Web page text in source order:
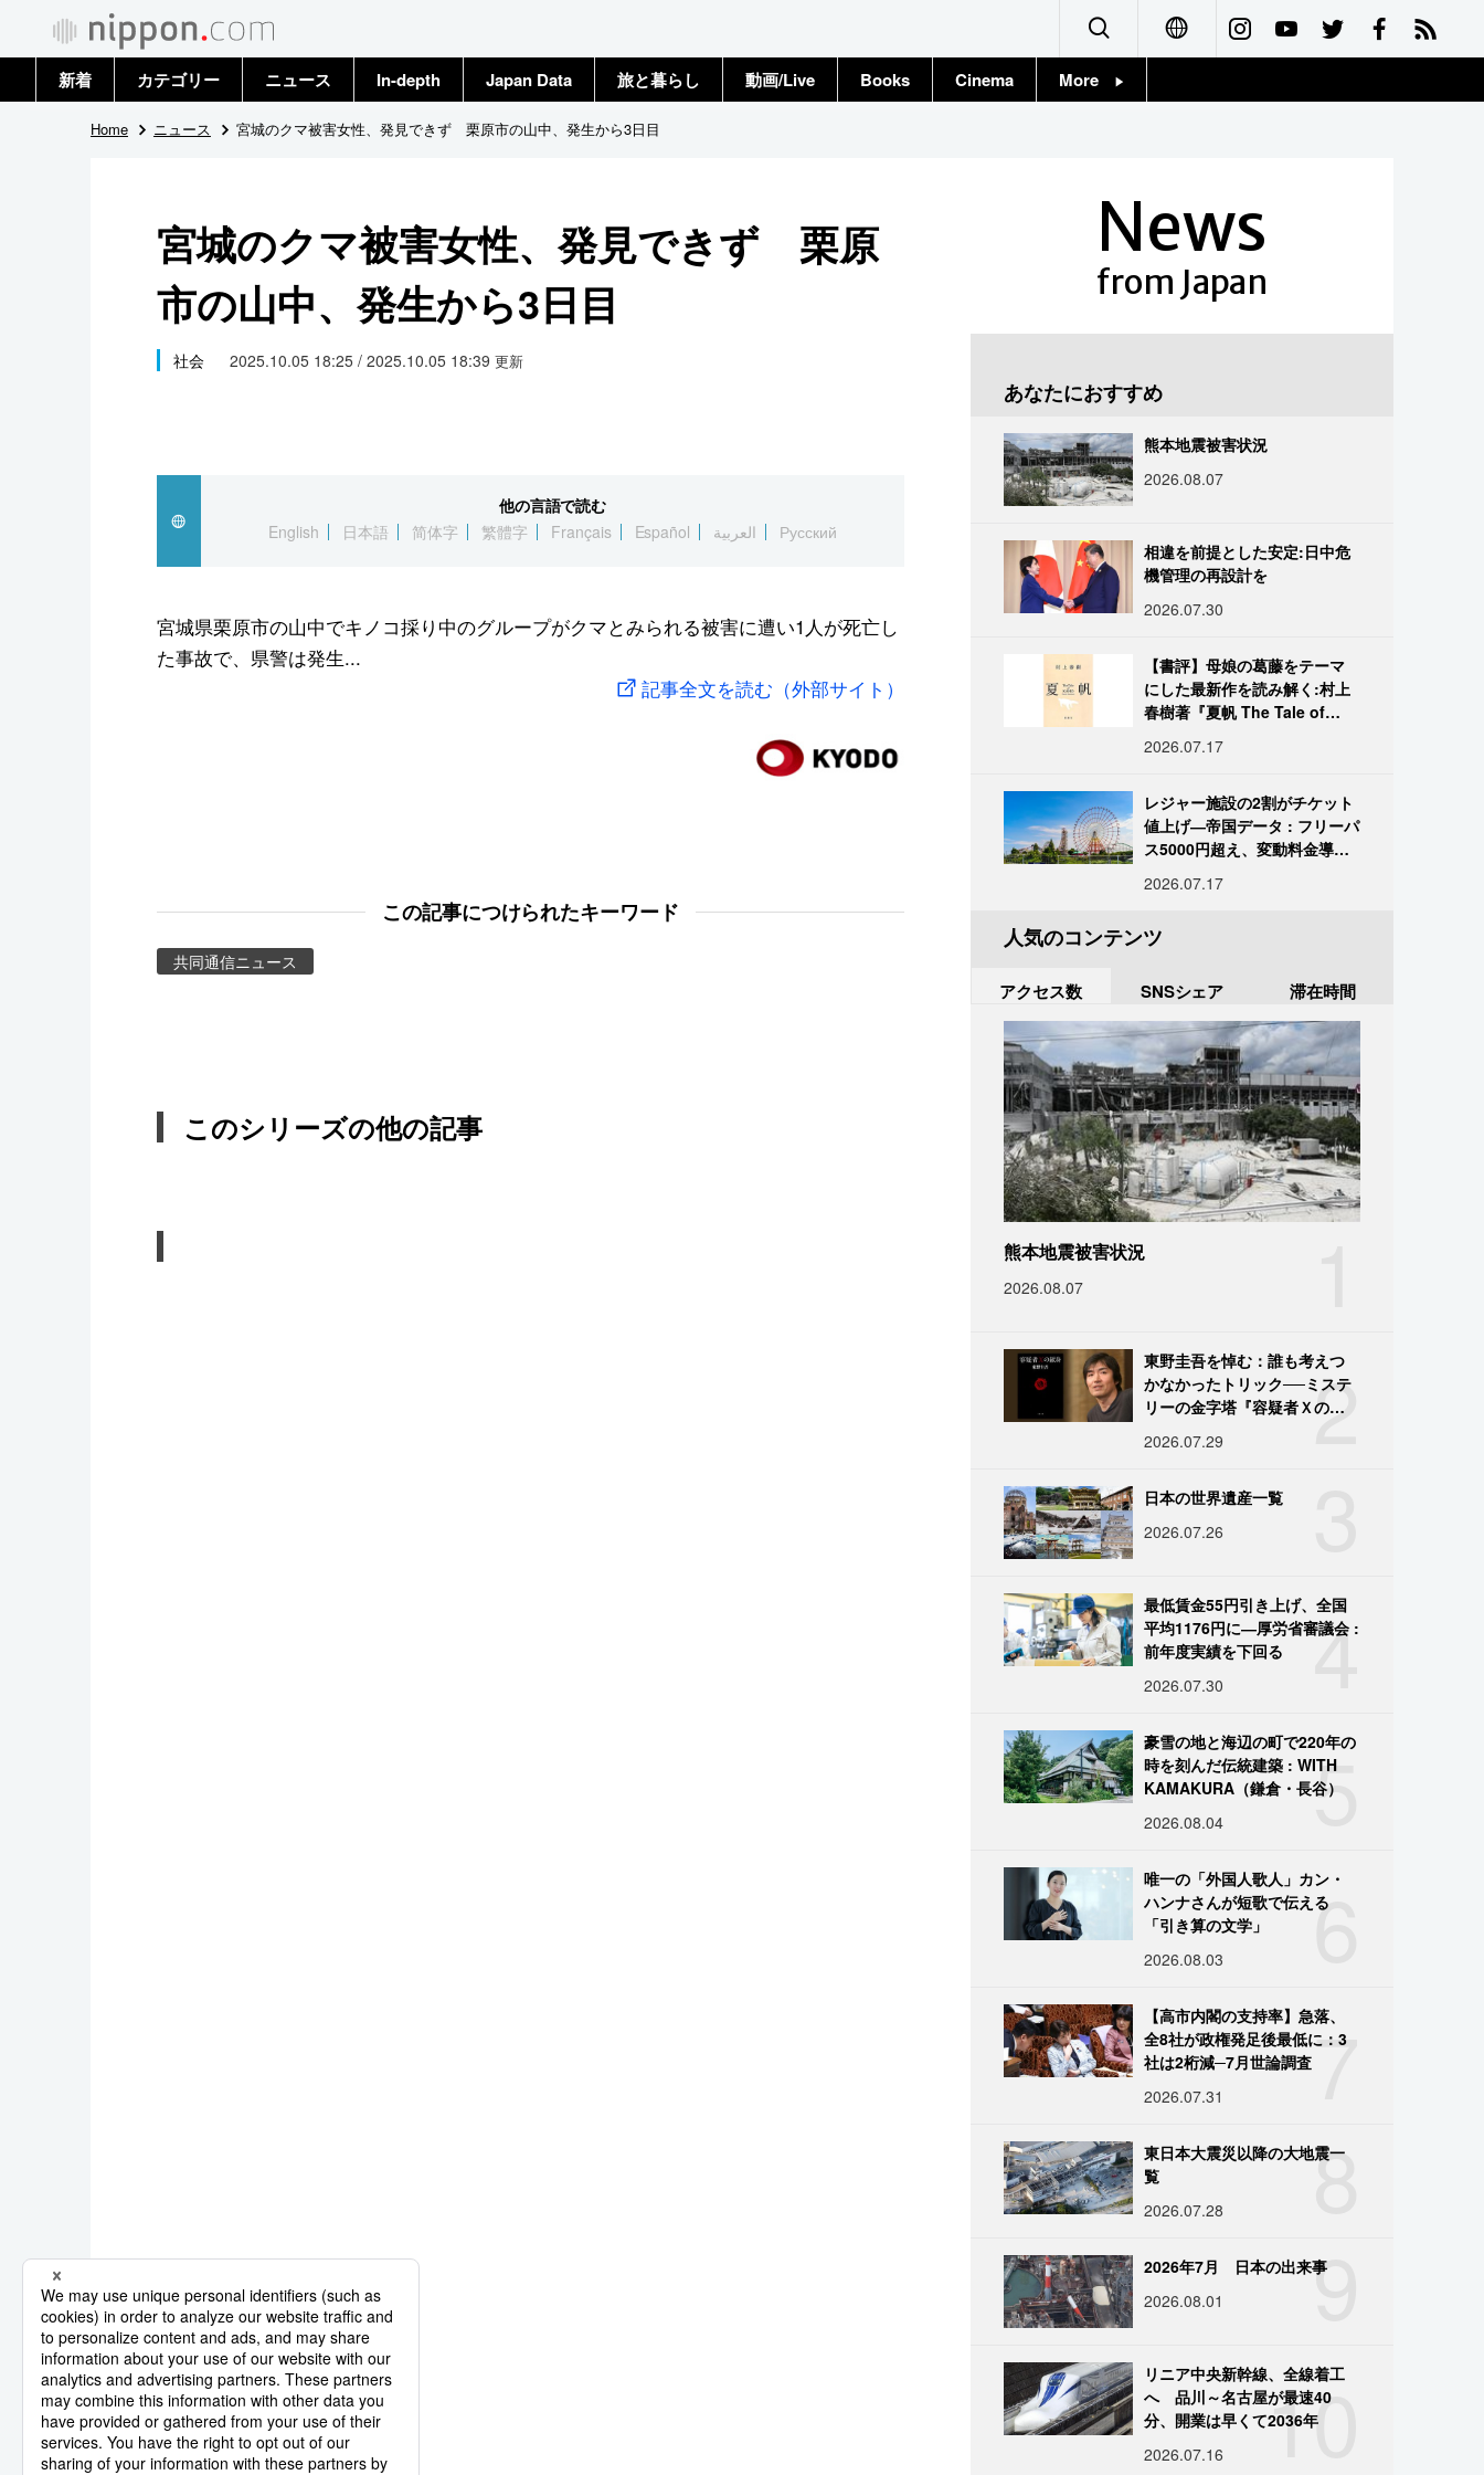
Français
新着 カテゴリー
政治・外交
国際
社会
文化
スポーツ・東京2020
ニュース
トップ
In-depth Japan Data 旅と暮らし 動画/Live Books Cinema More
Home ニュース 宮城のクマ被害女性、発見できず 栗原市の山中、発生から3日目
宮城のクマ被害女性、発見できず 栗原
市の山中、発生から3日目
社会 2025.10.05 18:25 / 2025.10.05 18:39 更新
他の言語で読む
English
日本語 简体字 繁體字 Français Español العربية Русский
宮城県栗原市の山中でキノコ採り中のグループがクマとみられる被害に遭い1人が死亡し
た事故で、県警は発生...
記事全文を読む（外部サイト）
この記事につけられたキーワード
共同通信ニュース
このシリーズの他の記事
News
from Japan
あなたにおすすめ
熊本地震被害状況
2026.08.07
相違を前提とした安定:日中危
機管理の再設計を
2026.07.30
【書評】母娘の葛藤をテーマ
にした最新作を読み解く:村上
春樹著『夏帆 The Tale of
2026.07.17
レジャー施設の2割がチケット
値上げ―帝国データ : フリーパ
ス5000円超え、変動料金導入
2026.07.17
人気のコンテンツ
アクセス数 SNSシェア 滞在時間
熊本地震被害状況
2026.08.07
2
東野圭吾を悼む：誰も考えつ
かなかったトリック──ミステ
リーの金字塔『容疑者Ｘの献
2026.07.29
日本の世界遺産一覧
2026.07.26
4
最低賃金55円引き上げ、全国
平均1176円に―厚労省審議会 :
前年度実績を下回る
2026.07.30
5
豪雪の地と海辺の町で220年の
時を刻んだ伝統建築 : WITH
KAMAKURA（鎌倉・長谷）
2026.08.04
6
唯一の「外国人歌人」カン・
ハンナさんが短歌で伝える
「引き算の文学」
2026.08.03
7
【高市内閣の支持率】急落、
全8社が政権発足後最低に：3
社は2桁減─7月世論調査
2026.07.31
8
東日本大震災以降の大地震一
覧
2026.07.28
9
2026年7月 日本の出来事
2026.08.01
10
リニア中央新幹線、全線着工
へ 品川～名古屋が最速40
分、開業は早くて2036年
2026.07.16